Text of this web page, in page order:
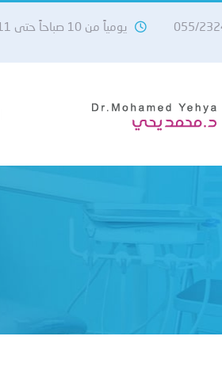
يومياً من 10 صباحاً حتى 11 مساءً